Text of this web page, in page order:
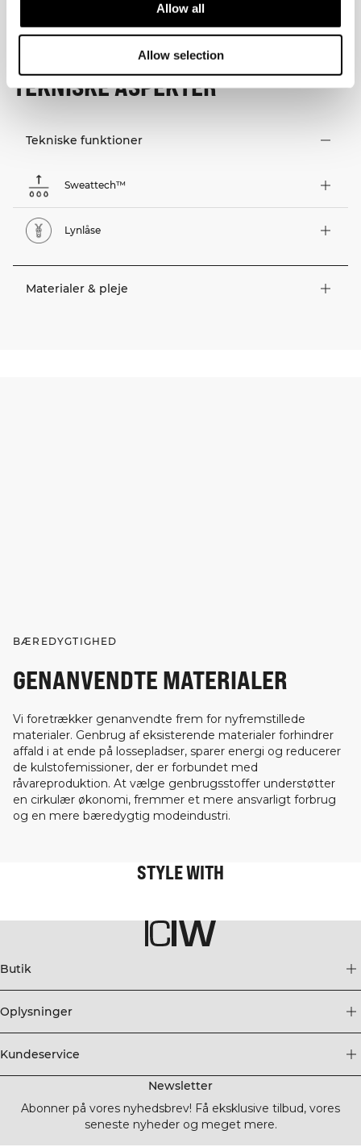
Allow all
Allow selection
TEKNISKE ASPEKTER
Tekniske funktioner
Sweattech™
Lynlåse
Materialer & pleje
BÆREDYGTIGHED
GENANVENDTE MATERIALER
Vi foretrækker genanvendte frem for nyfremstillede
materialer. Genbrug af eksisterende materialer forhindrer
affald i at ende på lossepladser, sparer energi og reducerer
de kulstofemissioner, der er forbundet med
råvareproduktion. At vælge genbrugsstoffer understøtter
en cirkulær økonomi, fremmer et mere ansvarligt forbrug
og en mere bæredygtig modeindustri.
STYLE WITH
Butik
Oplysninger
Kundeservice
Newsletter
Abonner på vores nyhedsbrev! Få eksklusive tilbud, vores
seneste nyheder og meget mere.